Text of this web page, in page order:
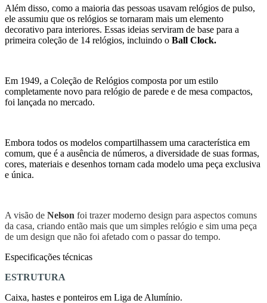
Além disso, como a maioria das pessoas usavam relógios de pulso,
ele assumiu que os relógios se tornaram mais um elemento
decorativo para interiores. Essas ideias serviram de base para a
primeira coleção de 14 relógios, incluindo o Ball Clock.
Em 1949, a Coleção de Relógios composta por um estilo
completamente novo para relógio de parede e de mesa compactos,
foi lançada no mercado.
Embora todos os modelos compartilhassem uma característica em
comum, que é a ausência de números, a diversidade de suas formas,
cores, materiais e desenhos tornam cada modelo uma peça exclusiva
e única.
A visão de Nelson foi trazer moderno design para aspectos comuns
da casa, criando então mais que um simples relógio e sim uma peça
de um design que não foi afetado com o passar do tempo.
Especificações técnicas
ESTRUTURA
Caixa, hastes e ponteiros em Liga de Alumínio.